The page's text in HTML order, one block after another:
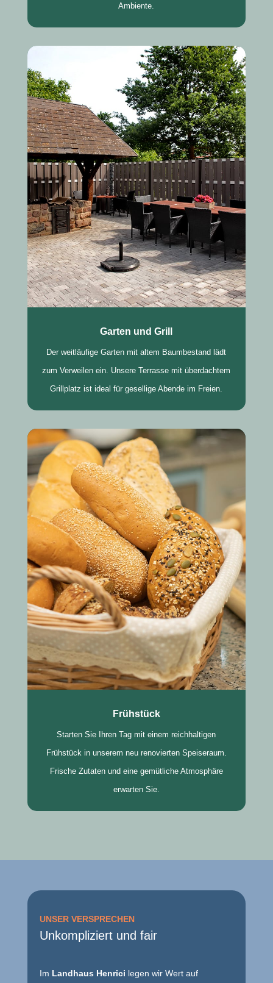
Ambiente.
Garten und Grill
Der weitläufige Garten mit altem Baumbestand lädt
zum Verweilen ein. Unsere Terrasse mit überdachtem
Grillplatz ist ideal für gesellige Abende im Freien.
Frühstück
Starten Sie Ihren Tag mit einem reichhaltigen
Frühstück in unserem neu renovierten Speiseraum.
Frische Zutaten und eine gemütliche Atmosphäre
erwarten Sie.
UNSER VERSPRECHEN
Unkompliziert und fair
Im Landhaus Henrici legen wir Wert auf